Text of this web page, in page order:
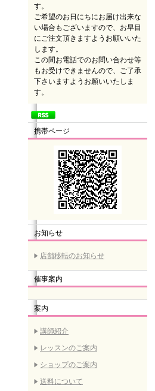
す。
ご希望のお日にちにお届け出来な
い場合もございますので、お早目
にご注文頂きますようお願いいた
します。
この間お電話でのお問い合わせ等
もお受けできませんので、ご了承
下さいますようお願いいたしま
す。
携帯ページ
お知らせ
店舗移転のお知らせ
催事案内
案内
講師紹介
レッスンのご案内
ショップのご案内
送料について